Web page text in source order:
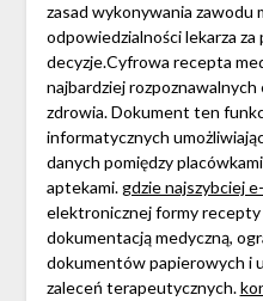
zasad wykonywania zawodu
odpowiedzialności lekarza
decyzje.Cyfrowa recepta
najbardziej
zdrowia. Dokument ten
informatycznych
danych pomiędzy
aptekami.gdzie najszybciej
elektronicznej formy recepty
dokumentacją medyczną,
dokumentów papierowych i
zaleceń terapeutycznych.